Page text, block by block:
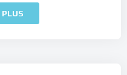
PLUS